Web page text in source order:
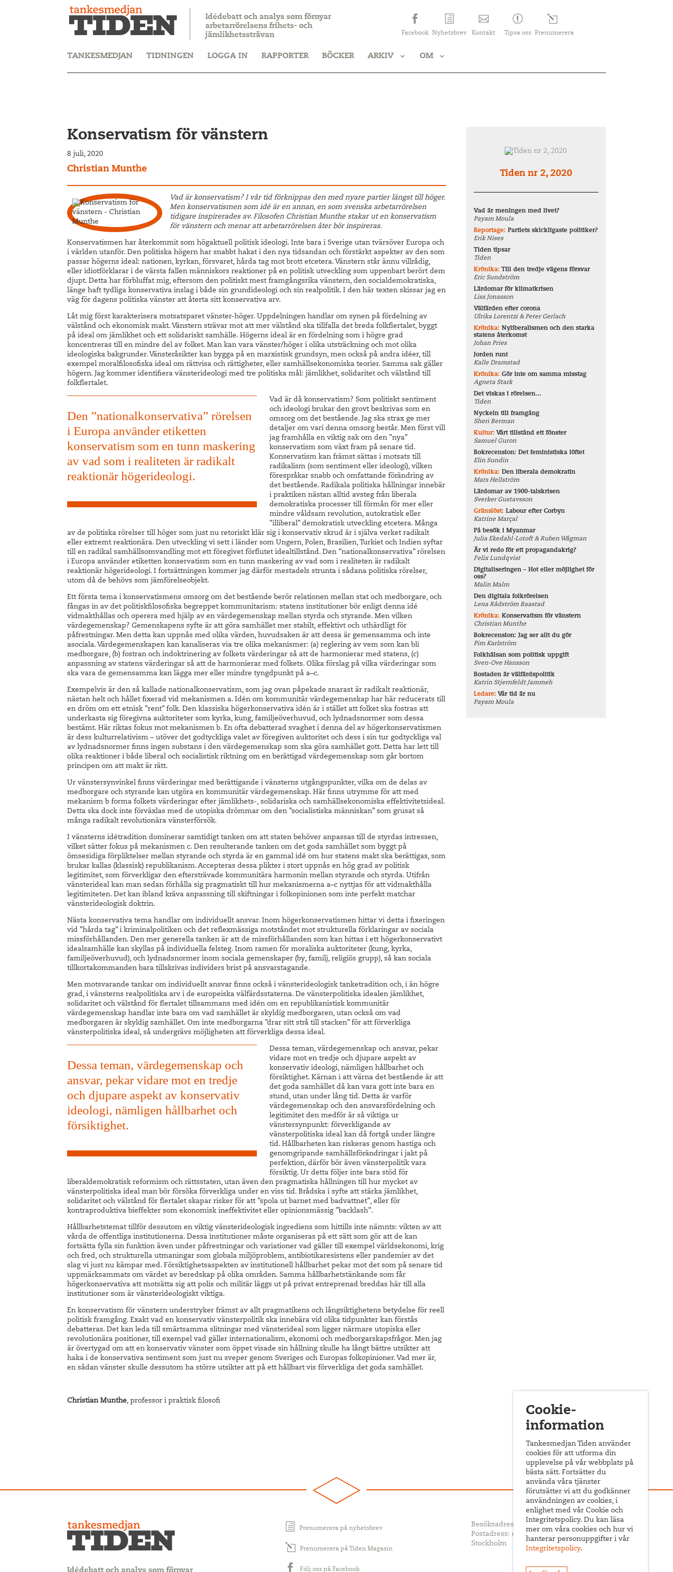
Idédebatt och analys som förnyar
arbetarrörelsens frihets- och
jämlikhetssträvan
Facebook Nyhetsbrev Kontakt Tipsa oss Prenumerera
TANKESMEDJAN TIDNINGEN LOGGA IN RAPPORTER BÖCKER ARKIV OM
Konservatism för vänstern
8 juli, 2020
Christian Munthe
Vad är konservatism? I vår tid förknippas den med nyare partier längst till höger.
Men konservatismen som idé är en annan, en som svenska arbetarrörelsen
tidigare inspirerades av. Filosofen Christian Munthe stakar ut en konservatism
för vänstern och menar att arbetarrörelsen åter bör inspireras.
Konservatismen har återkommit som högaktuell politisk ideologi. Inte bara i Sverige utan tvärsöver Europa och
i världen utanför. Den politiska högern har snabbt hakat i den nya tidsandan och förstärkt aspekter av den som
passar högerns ideal: nationen, kyrkan, försvaret, hårda tag mot brott etcetera. Vänstern står ännu villrådig,
eller idiotförklarar i de värsta fallen människors reaktioner på en politisk utveckling som uppenbart berört dem
djupt. Detta har förbluffat mig, eftersom den politiskt mest framgångsrika vänstern, den socialdemokratiska,
länge haft tydliga konservativa inslag i både sin grundideologi och sin realpolitik. I den här texten skissar jag en
väg för dagens politiska vänster att återta sitt konservativa arv.
Låt mig först karakterisera motsatsparet vänster-höger. Uppdelningen handlar om synen på fördelning av
välstånd och ekonomisk makt. Vänstern strävar mot att mer välstånd ska tillfalla det breda folkflertalet, byggt
på ideal om jämlikhet och ett solidariskt samhälle. Högerns ideal är en fördelning som i högre grad
koncentreras till en mindre del av folket. Man kan vara vänster/höger i olika utsträckning och mot olika
ideologiska bakgrunder. Vänsteråsikter kan bygga på en marxistisk grundsyn, men också på andra idéer, till
exempel moralfilosofiska ideal om rättvisa och rättigheter, eller samhällsekonomiska teorier. Samma sak gäller
högern. Jag kommer identifiera vänsterideologi med tre politiska mål: jämlikhet, solidaritet och välstånd till
folkflertalet.
Den ”nationalkonservativa” rörelsen
i Europa använder etiketten
konservatism som en tunn maskering
av vad som i realiteten är radikalt
reaktionär högerideologi.
Vad är då konservatism? Som politiskt sentiment
och ideologi brukar den grovt beskrivas som en
omsorg om det bestående. Jag ska strax ge mer
detaljer om vari denna omsorg består. Men först vill
jag framhålla en viktig sak om den ”nya”
konservatism som växt fram på senare tid.
Konservatism kan främst sättas i motsats till
radikalism (som sentiment eller ideologi), vilken
förespråkar snabb och omfattande förändring av
det bestående. Radikala politiska hållningar innebär
i praktiken nästan alltid avsteg från liberala
demokratiska processer till förmån för mer eller
mindre våldsam revolution, autokratisk eller
”illiberal” demokratisk utveckling etcetera. Många
av de politiska rörelser till höger som just nu retoriskt klär sig i konservativ skrud är i själva verket radikalt
eller extremt reaktionära. Den utveckling vi sett i länder som Ungern, Polen, Brasilien, Turkiet och Indien syftar
till en radikal samhällsomvandling mot ett föregivet förflutet idealtillstånd. Den ”nationalkonservativa” rörelsen
i Europa använder etiketten konservatism som en tunn maskering av vad som i realiteten är radikalt
reaktionär högerideologi. I fortsättningen kommer jag därför mestadels strunta i sådana politiska rörelser,
utom då de behövs som jämförelseobjekt.
Ett första tema i konservatismens omsorg om det bestående berör relationen mellan stat och medborgare, och
fångas in av det politiskfilosofiska begreppet kommunitarism: statens institutioner bör enligt denna idé
vidmakthållas och operera med hjälp av en värdegemenskap mellan styrda och styrande. Men vilken
värdegemenskap? Gemenskapens syfte är att göra samhället mer stabilt, effektivt och uthärdligt för
påfrestningar. Men detta kan uppnås med olika värden, huvudsaken är att dessa är gemensamma och inte
asociala. Värdegemenskapen kan kanaliseras via tre olika mekanismer: (a) reglering av vem som kan bli
medborgare, (b) fostran och indoktrinering av folkets värderingar så att de harmonierar med statens, (c)
anpassning av statens värderingar så att de harmonierar med folkets. Olika förslag på vilka värderingar som
ska vara de gemensamma kan lägga mer eller mindre tyngdpunkt på a–c.
Exempelvis är den så kallade nationalkonservatism, som jag ovan påpekade snarast är radikalt reaktionär,
nästan helt och hållet fixerad vid mekanismen a. Idén om kommunitär värdegemenskap har här reducerats till
en dröm om ett etnisk ”rent” folk. Den klassiska högerkonservativa idén är i stället att folket ska fostras att
underkasta sig föregivna auktoriteter som kyrka, kung, familjeöverhuvud, och lydnadsnormer som dessa
bestämt. Här riktas fokus mot mekanismen b. En ofta debatterad svaghet i denna del av högerkonservatismen
är dess kulturrelativism – utöver det godtyckliga valet av föregiven auktoritet och dess i sin tur godtyckliga val
av lydnadsnormer finns ingen substans i den värdegemenskap som ska göra samhället gott. Detta har lett till
olika reaktioner i både liberal och socialistisk riktning om en berättigad värdegemenskap som går bortom
principen om att makt är rätt.
Ur vänstersynvinkel finns värderingar med berättigande i vänsterns utgångspunkter, vilka om de delas av
medborgare och styrande kan utgöra en kommunitär värdegemenskap. Här finns utrymme för att med
mekanism b forma folkets värderingar efter jämlikhets-, solidariska och samhällsekonomiska effektivitetsideal.
Detta ska dock inte förväxlas med de utopiska drömmar om den ”socialistiska människan” som grusat så
många radikalt revolutionära vänsterförsök.
I vänsterns idétradition dominerar samtidigt tanken om att staten behöver anpassas till de styrdas intressen,
vilket sätter fokus på mekanismen c. Den resulterande tanken om det goda samhället som byggt på
ömsesidiga förpliktelser mellan styrande och styrda är en gammal idé om hur statens makt ska berättigas, som
brukar kallas (klassisk) republikanism. Accepteras dessa plikter i stort uppnås en hög grad av politisk
legitimitet, som förverkligar den eftersträvade kommunitära harmonin mellan styrande och styrda. Utifrån
vänsterideal kan man sedan förhålla sig pragmatiskt till hur mekanismerna a–c nyttjas för att vidmakthålla
legitimiteten. Det kan ibland kräva anpassning till skiftningar i folkopinionen som inte perfekt matchar
vänsterideologisk doktrin.
Nästa konservativa tema handlar om individuellt ansvar. Inom högerkonservatismen hittar vi detta i fixeringen
vid ”hårda tag” i kriminalpolitiken och det reflexmässiga motståndet mot strukturella förklaringar av sociala
missförhållanden. Den mer generella tanken är att de missförhållanden som kan hittas i ett högerkonservativt
idealsamhälle kan skyllas på individuella felsteg. Inom ramen för moraliska auktoriteter (kung, kyrka,
familjeöverhuvud), och lydnadsnormer inom sociala gemenskaper (by, familj, religiös grupp), så kan sociala
tillkortakommanden bara tillskrivas individers brist på ansvarstagande.
Men motsvarande tankar om individuellt ansvar finns också i vänsterideologisk tanketradition och, i än högre
grad, i vänsterns realpolitiska arv i de europeiska välfärdsstaterna. De vänsterpolitiska idealen jämlikhet,
solidaritet och välstånd för flertalet tillsammans med idén om en republikanistisk kommunitär
värdegemenskap handlar inte bara om vad samhället är skyldig medborgaren, utan också om vad
medborgaren är skyldig samhället. Om inte medborgarna ”drar sitt strå till stacken” för att förverkliga
vänsterpolitiska ideal, så undergrävs möjligheten att förverkliga dessa ideal.
Dessa teman, värdegemenskap och
ansvar, pekar vidare mot en tredje
och djupare aspekt av konservativ
ideologi, nämligen hållbarhet och
försiktighet.
Dessa teman, värdegemenskap och ansvar, pekar
vidare mot en tredje och djupare aspekt av
konservativ ideologi, nämligen hållbarhet och
försiktighet. Kärnan i att värna det bestående är att
det goda samhället då kan vara gott inte bara en
stund, utan under lång tid. Detta är varför
värdegemenskap och den ansvarsfördelning och
legitimitet den medför är så viktiga ur
vänstersynpunkt: förverkligande av
vänsterpolitiska ideal kan då fortgå under längre
tid. Hållbarheten kan riskeras genom hastiga och
genomgripande samhällsförändringar i jakt på
perfektion, därför bör även vänsterpolitik vara
försiktig. Ur detta följer inte bara stöd för
liberaldemokratisk reformism och rättsstaten, utan även den pragmatiska hållningen till hur mycket av
vänsterpolitiska ideal man bör försöka förverkliga under en viss tid. Brådska i syfte att stärka jämlikhet,
solidaritet och välstånd för flertalet skapar risker för att ”spola ut barnet med badvattnet”, eller för
kontraproduktiva bieffekter som ekonomisk ineffektivitet eller opinionsmässig ”backlash”.
Hållbarhetstemat tillför dessutom en viktig vänsterideologisk ingrediens som hittills inte nämnts: vikten av att
vårda de offentliga institutionerna. Dessa institutioner måste organiseras på ett sätt som gör att de kan
fortsätta fylla sin funktion även under påfrestningar och variationer vad gäller till exempel världsekonomi, krig
och fred, och strukturella utmaningar som globala miljöproblem, antibiotikaresistens eller pandemier av det
slag vi just nu kämpar med. Försiktighetsaspekten av institutionell hållbarhet pekar mot det som på senare tid
uppmärksammats om värdet av beredskap på olika områden. Samma hållbarhetstänkande som får
högerkonservativa att motsätta sig att polis och militär läggs ut på privat entreprenad breddas här till alla
institutioner som är vänsterideologiskt viktiga.
En konservatism för vänstern understryker främst av allt pragmatikens och långsiktighetens betydelse för reell
politisk framgång. Exakt vad en konservativ vänsterpolitik ska innebära vid olika tidpunkter kan förstås
debatteras. Det kan leda till smärtsamma slitningar med vänsterideal som ligger närmare utopiska eller
revolutionära positioner, till exempel vad gäller internationalism, ekonomi och medborgarskapsfrågor. Men jag
är övertygad om att en konservativ vänster som öppet visade sin hållning skulle ha långt bättre utsikter att
haka i de konservativa sentiment som just nu sveper genom Sveriges och Europas folkopinioner. Vad mer är,
en sådan vänster skulle dessutom ha större utsikter att på ett hållbart vis förverkliga det goda samhället.
Christian Munthe, professor i praktisk filosofi
Tiden nr 2, 2020
Vad är meningen med livet?
Payam Moula
Reportage:Partiets skickligaste politiker?
Erik Nises
Tiden tipsar
Tiden
Krönika:Till den tredje vägens försvar
Eric Sundström
Lärdomar för klimatkrisen
Liss Jonasson
Välfärden efter corona
Ulrika Lorentzi & Peter Gerlach
Krönika:Nyliberalismen och den starka
statens återkomst
Johan Pries
Jorden runt
Kalle Dramstad
Krönika:Gör inte om samma misstag
Agneta Stark
Det viskas i rörelsen…
Tiden
Nyckeln till framgång
Sheri Berman
Kultur: Vårt tillstånd ett fönster
Samuel Guron
Bokrecension: Det feministiska löftet
Elin Sundin
Krönika:Den liberala demokratin
Mats Hellström
Lärdomar av 1900-talskrisen
Sverker Gustavsson
Gränslöst:Labour efter Corbyn
Katrine Marçal
På besök i Myanmar
Julia Ekedahl-Lotoft & Ruben Wågman
Är vi redo för ett propagandakrig?
Felix Lundqvist
Digitaliseringen – Hot eller möjlighet för
oss?
Malin Malm
Den digitala folkrörelsen
Lena Rådström Baastad
Krönika:Konservatism för vänstern
Christian Munthe
Bokrecension: Jag ser allt du gör
Pim Karlström
Folkhälsan som politisk uppgift
Sven-Ove Hansson
Bostaden är välfärdspolitik
Katrin Stjernfeldt Jammeh
Ledare: Vår tid är nu
Payam Moula
Prenumerera på nyhetsbrev
Prenumerera på Tiden Magasin
Följ oss på Facebook
Besöksadress: Sveavägen 68
Postadress: c/o ABF Box 522, 101 30
Stockholm
Cookie-
information
Tankesmedjan Tiden använder
cookies för att utforma din
upplevelse på vår webbplats på
bästa sätt. Fortsätter du
använda våra tjänster
förutsätter vi att du godkänner
användningen av cookies, i
enlighet med vår Cookie och
Integritetspolicy. Du kan läsa
mer om våra cookies och hur vi
hanterar personuppgifter i vår
Integritetspolicy.